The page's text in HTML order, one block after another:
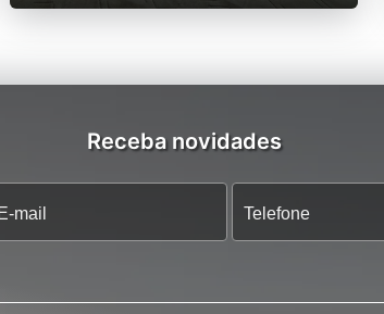
Receba novidades